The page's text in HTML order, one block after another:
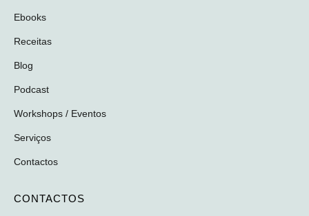
Ebooks
Receitas
Blog
Podcast
Workshops / Eventos
Serviços
Contactos
CONTACTOS